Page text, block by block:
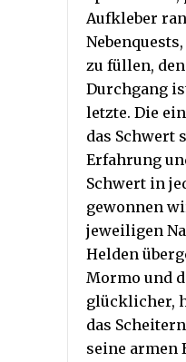
Aufkleber
zu füllen,
Durchgang
letzte. Die
das Schwert
Erfahrung
Schwert in
gewonnen
jeweiligen
Helden
Mormo und
glücklicher,
das
seine armen